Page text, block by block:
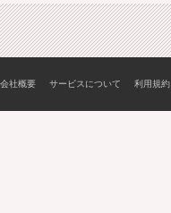
会社概要 サービスについて 利用規約